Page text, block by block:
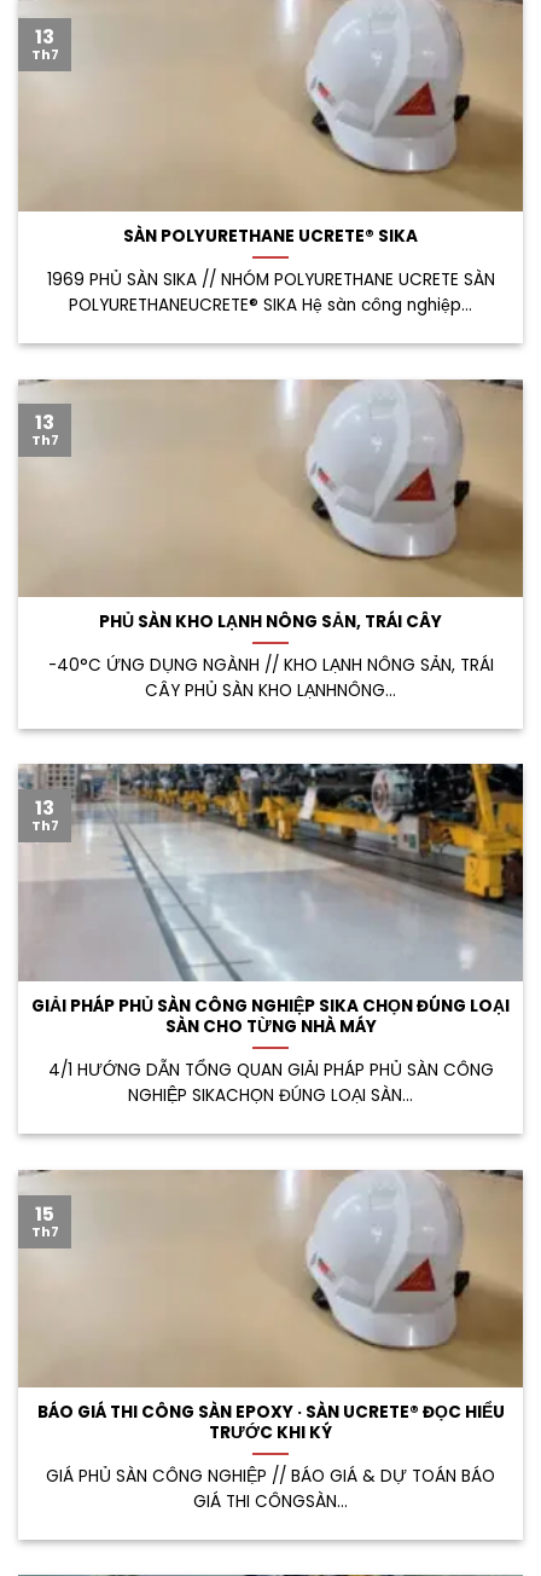
SÀN POLYURETHANE UCRETE® SIKA
1969 PHỦ SÀN SIKA // NHÓM POLYURETHANE UCRETE SÀN
POLYURETHANEUCRETE® SIKA Hệ sàn công nghiệp...
13
Th7
PHỦ SÀN KHO LẠNH NÔNG SẢN, TRÁI CÂY
-40°C ỨNG DỤNG NGÀNH // KHO LẠNH NÔNG SẢN, TRÁI
CÂY PHỦ SÀN KHO LẠNHNÔNG...
13
Th7
GIẢI PHÁP PHỦ SÀN CÔNG NGHIỆP SIKA CHỌN ĐÚNG LOẠI
SÀN CHO TỪNG NHÀ MÁY
4/1 HƯỚNG DẪN TỔNG QUAN GIẢI PHÁP PHỦ SÀN CÔNG
NGHIỆP SIKACHỌN ĐÚNG LOẠI SÀN...
13
Th7
BÁO GIÁ THI CÔNG SÀN EPOXY · SÀN UCRETE® ĐỌC HIỂU
TRƯỚC KHI KÝ
GIÁ PHỦ SÀN CÔNG NGHIỆP // BÁO GIÁ & DỰ TOÁN BÁO
GIÁ THI CÔNGSÀN...
15
Th7